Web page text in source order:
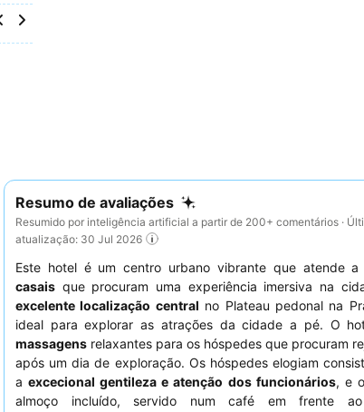
Resumo de avaliações
Resumido por inteligência artificial a partir de 200+ comentários ·
atualização: 30 Jul 2026
Este hotel é um centro urbano vibrante que atende
casais que procuram uma experiência imersiva na
excelente localização central no Plateau pedonal na
ideal para explorar as atrações da cidade a pé. O
massagens relaxantes para os hóspedes que procuram
após um dia de exploração. Os hóspedes elogiam
aexcecional gentileza e atenção dos funcionários, e
almoço incluído, servido num café em frente